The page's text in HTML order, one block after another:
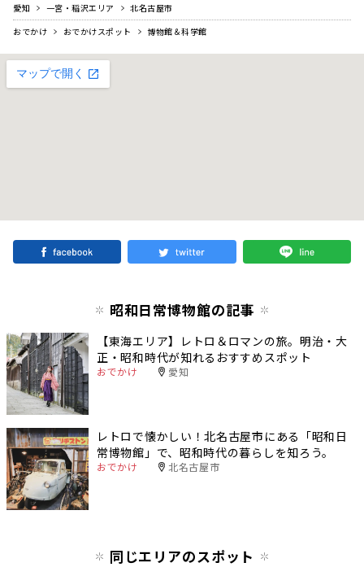
愛知 一宮・稲沢エリア
北名古屋市
おでかけ
おでかけスポット 博物館＆科学館
昭和日常博物館の記事
【東海エリア】レトロ＆ロマンの旅。明治・大
正・昭和時代が知れるおすすめスポット
おでかけ 愛知
レトロで懐かしい！北名古屋市にある「昭和日
常博物館」で、昭和時代の暮らしを知ろう。
おでかけ 北名古屋市
同じエリアのスポット